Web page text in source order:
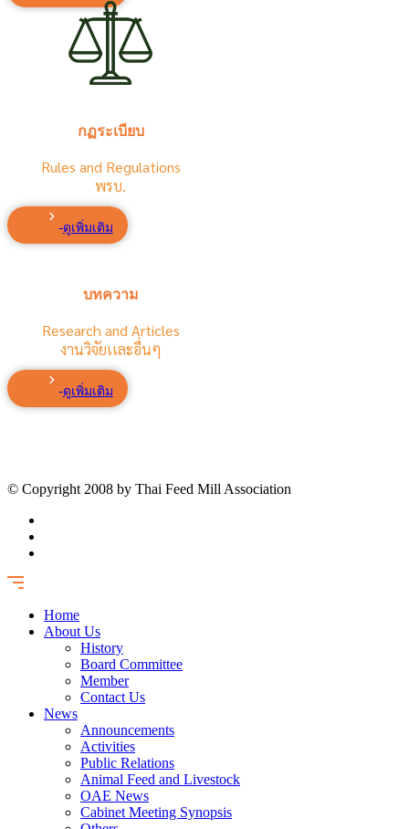
กฏระเบียบ
Rules and Regulations
พรบ.
ดูเพิ่มเติม
บทความ
Research and Articles
งานวิจัยเเละอื่นๆ
ดูเพิ่มเติม
© Copyright 2008 by Thai Feed Mill Association
Home
About Us
History
Board Committee
Member
Contact Us
News
Announcements
Activities
Public Relations
Animal Feed and Livestock
OAE News
Cabinet Meeting Synopsis